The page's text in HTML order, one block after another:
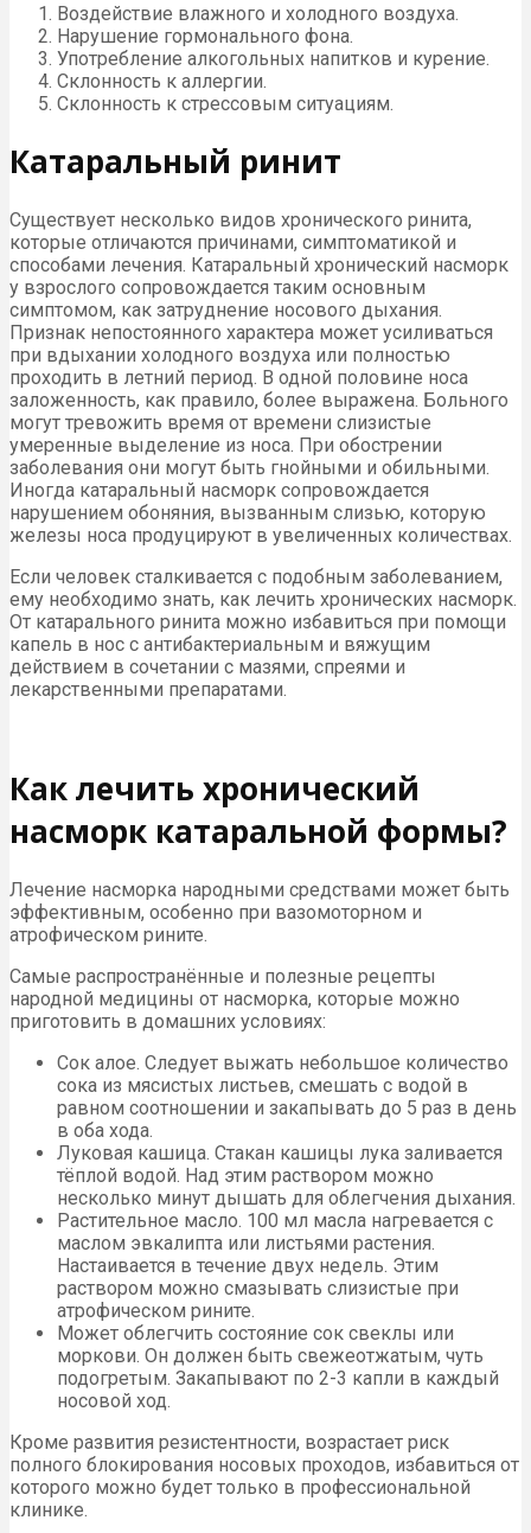
Воздействие влажного и холодного воздуха.
Нарушение гормонального фона.
Употребление алкогольных напитков и курение.
Склонность к аллергии.
Склонность к стрессовым ситуациям.
Катаральный ринит
Существует несколько видов хронического ринита,
которые отличаются причинами, симптоматикой и
способами лечения. Катаральный хронический насморк
у взрослого сопровождается таким основным
симптомом, как затруднение носового дыхания.
Признак непостоянного характера может усиливаться
при вдыхании холодного воздуха или полностью
проходить в летний период. В одной половине носа
заложенность, как правило, более выражена. Больного
могут тревожить время от времени слизистые
умеренные выделение из носа. При обострении
заболевания они могут быть гнойными и обильными.
Иногда катаральный насморк сопровождается
нарушением обоняния, вызванным слизью, которую
железы носа продуцируют в увеличенных количествах.
Если человек сталкивается с подобным заболеванием,
ему необходимо знать, как лечить хронических насморк.
От катарального ринита можно избавиться при помощи
капель в нос с антибактериальным и вяжущим
действием в сочетании с мазями, спреями и
лекарственными препаратами.
Как лечить хронический
насморк катаральной формы?
Лечение насморка народными средствами может быть
эффективным, особенно при вазомоторном и
атрофическом рините.
Самые распространённые и полезные рецепты
народной медицины от насморка, которые можно
приготовить в домашних условиях:
Сок алое. Следует выжать небольшое количество
сока из мясистых листьев, смешать с водой в
равном соотношении и закапывать до 5 раз в день
в оба хода.
Луковая кашица. Стакан кашицы лука заливается
тёплой водой. Над этим раствором можно
несколько минут дышать для облегчения дыхания.
Растительное масло. 100 мл масла нагревается с
маслом эвкалипта или листьями растения.
Настаивается в течение двух недель. Этим
раствором можно смазывать слизистые при
атрофическом рините.
Может облегчить состояние сок свеклы или
моркови. Он должен быть свежеотжатым, чуть
подогретым. Закапывают по 2-3 капли в каждый
носовой ход.
Кроме развития резистентности, возрастает риск
полного блокирования носовых проходов, избавиться от
которого можно будет только в профессиональной
клинике.